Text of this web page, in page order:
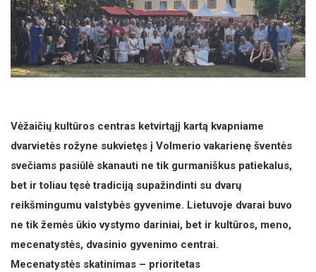
Vėžaičių kultūros centras ketvirtąjį kartą kvapniame
dvarvietės rožyne sukvietęs į Volmerio vakarienę šventės
svečiams pasiūlė skanauti ne tik gurmaniškus patiekalus,
bet ir toliau tęsė tradiciją supažindinti su dvarų
reikšmingumu valstybės gyvenime. Lietuvoje dvarai buvo
ne tik žemės ūkio vystymo dariniai, bet ir kultūros, meno,
mecenatystės, dvasinio gyvenimo centrai.
Mecenatystės skatinimas – prioritetas